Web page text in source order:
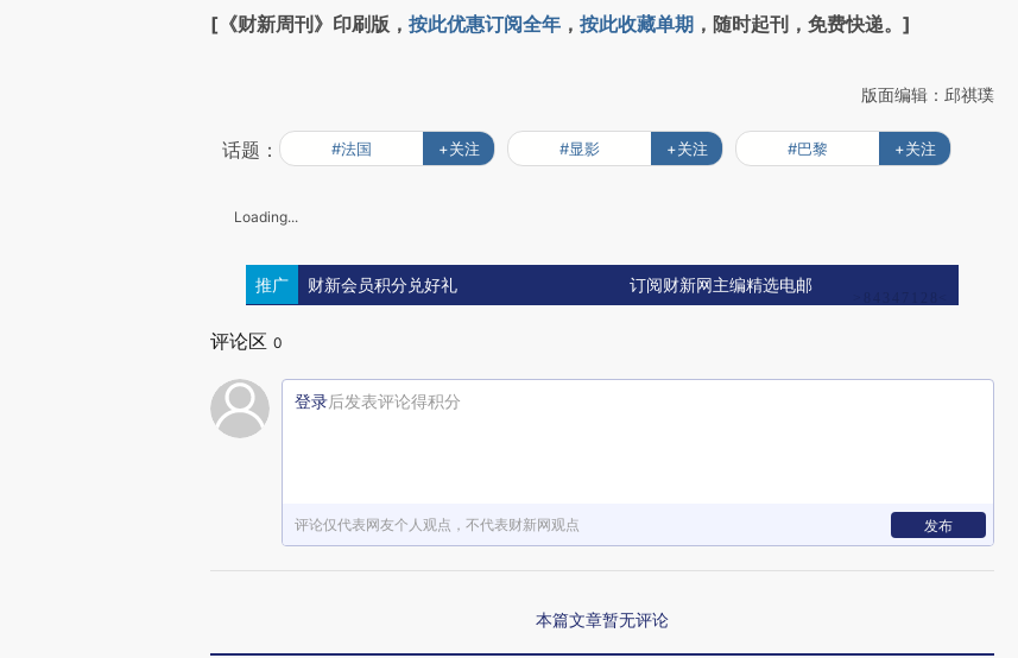
[《财新周刊》印刷版， 按此优惠订阅全年 ， 按此收藏单期 ，随时起刊，免费快递。]
版面编辑：邱祺璞
话题： #法国 +关注 #显影 +关注 #巴黎 +关注
Loading...
推广 财新会员积分兑好礼 订阅财新网主编精选电邮
评论区 0
登录后发表评论得积分
评论仅代表网友个人观点，不代表财新网观点 发布
本篇文章暂无评论